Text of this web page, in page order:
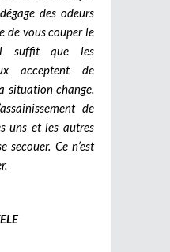
des odeurs
de vous couper le
suffit que les
acceptent de
situation change.
de
uns et les autres
secouer. Ce n’est